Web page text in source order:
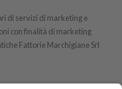
di servizi di marketing e
con finalità di marketing
Fattorie Marchigiane Srl